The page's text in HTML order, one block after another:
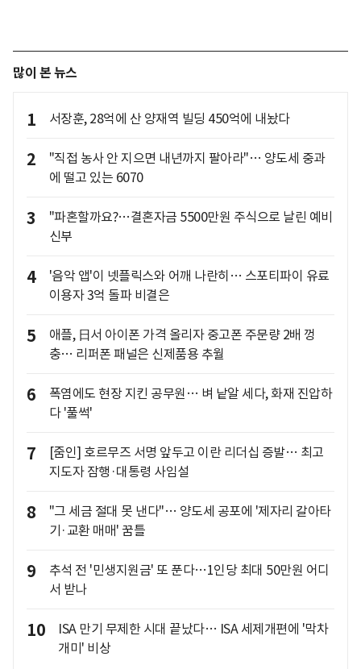
많이 본 뉴스
1 서장훈, 28억에 산 양재역 빌딩 450억에 내놨다
2
"직접 농사 안 지으면 내년까지 팔아라"… 양도세 중과
에 떨고 있는 6070
3
"파혼할까요?…결혼자금 5500만원 주식으로 날린 예비
신부
4
'음악 앱'이 넷플릭스와 어깨 나란히… 스포티파이 유료
이용자 3억 돌파 비결은
5
애플, 日서 아이폰 가격 올리자 중고폰 주문량 2배 껑
충… 리퍼폰 패널은 신제품용 추월
6
폭염에도 현장 지킨 공무원… 벼 낱알 세다, 화재 진압하
다 '풀썩'
7
[줌인] 호르무즈 서명 앞두고 이란 리더십 증발… 최고
지도자 잠행·대통령 사임설
8
"그 세금 절대 못 낸다"… 양도세 공포에 '제자리 갈아타
기·교환 매매' 꿈틀
9
추석 전 '민생지원금' 또 푼다…1인당 최대 50만원 어디
서 받나
10
ISA 만기 무제한 시대 끝났다… ISA 세제개편에 '막차
개미' 비상